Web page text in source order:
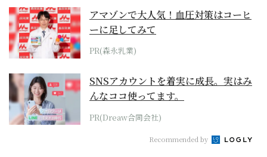
アマゾンで大人気！血圧対策はコーヒ
ーに足してみて
PR(森永乳業)
SNSアカウントを着実に成長。実はみ
んなココ使ってます。
PR(Dreaw合同会社)
Recommended by